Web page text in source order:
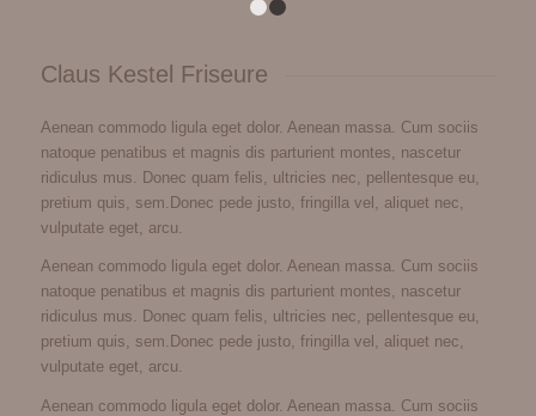
Claus Kestel Friseure
Aenean commodo ligula eget dolor. Aenean massa. Cum sociis
natoque penatibus et magnis dis parturient montes, nascetur
ridiculus mus. Donec quam felis, ultricies nec, pellentesque eu,
pretium quis, sem.Donec pede justo, fringilla vel, aliquet nec,
vulputate eget, arcu.
Aenean commodo ligula eget dolor. Aenean massa. Cum sociis
natoque penatibus et magnis dis parturient montes, nascetur
ridiculus mus. Donec quam felis, ultricies nec, pellentesque eu,
pretium quis, sem.Donec pede justo, fringilla vel, aliquet nec,
vulputate eget, arcu.
Aenean commodo ligula eget dolor. Aenean massa. Cum sociis